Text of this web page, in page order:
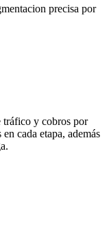
precisa por
tráfico y cobros por
cada etapa, además